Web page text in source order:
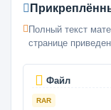
Полный текст
странице
Файл
RAR